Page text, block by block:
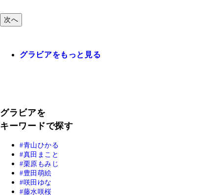
次へ
グラビアをもっと見る
グラビアを
キーワードで探す
青山ひかる
真田まこと
栗原もみじ
豊田萌絵
咲田ゆな
藤水咲桜